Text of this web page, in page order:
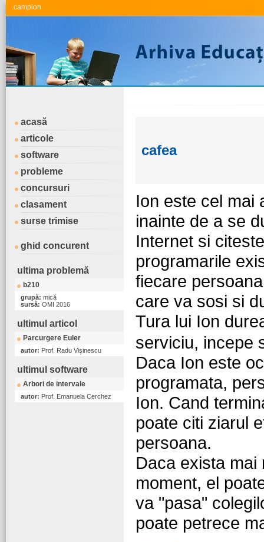
.campion
acasă
articole
software
probleme
concursuri
clasament
surse trimise
ghid concurent
ultima problemă
b210
grupă: mică
sursă: OMI 2016
ultimul articol
Parcurgere Euler
autor: Prof. Radu Vişinescu
ultimul software
Arbori de intervale
autor: Prof. Emanuela Cerchez
cafea
Ion este cel mai
inainte de a se
Internet si
programarile
fiecare
care va sosi si
Tura lui Ion
serviciu, incepe
Daca Ion este
programata,
Ion. Cand
poate citi ziarul
persoana.
Daca exista
moment, el
va "pasa"
poate petrece